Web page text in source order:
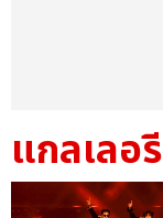
แกลเลอรี